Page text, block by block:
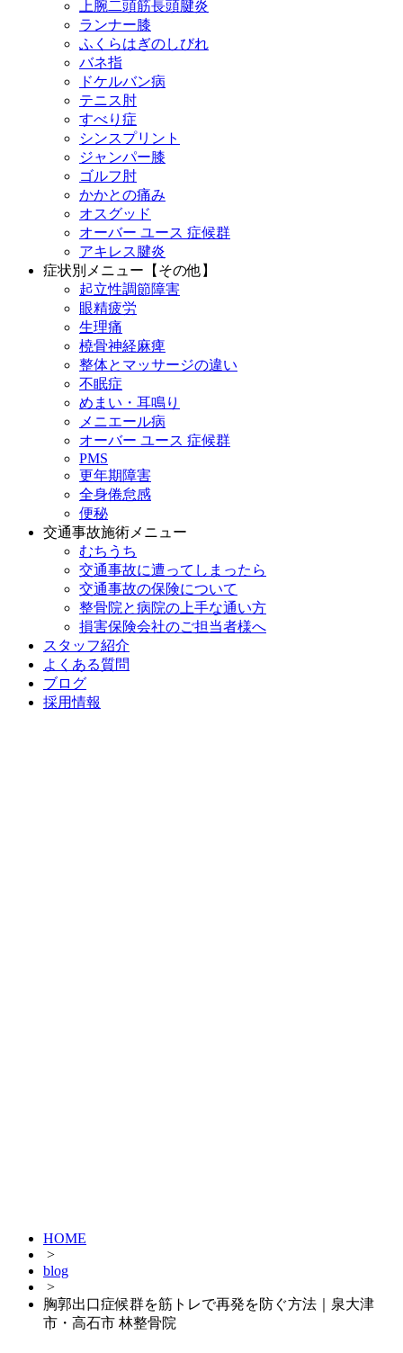
上腕二頭筋長頭腱炎
ランナー膝
ふくらはぎのしびれ
バネ指
ドケルバン病
テニス肘
すべり症
シンスプリント
ジャンパー膝
ゴルフ肘
かかとの痛み
オスグッド
オーバー ユース 症候群
アキレス腱炎
症状別メニュー【その他】
起立性調節障害
眼精疲労
生理痛
橈骨神経麻痺
整体とマッサージの違い
不眠症
めまい・耳鳴り
メニエール病
オーバー ユース 症候群
PMS
更年期障害
全身倦怠感
便秘
交通事故施術メニュー
むちうち
交通事故に遭ってしまったら
交通事故の保険について
整骨院と病院の上手な通い方
損害保険会社のご担当者様へ
スタッフ紹介
よくある質問
ブログ
採用情報
HOME
>
blog
>
胸郭出口症候群を筋トレで再発を防ぐ方法｜泉大津
市・高石市 林整骨院